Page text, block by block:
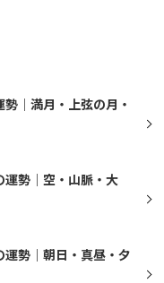
｜満月・上弦の月・
勢｜空・山脈・大
勢｜朝日・真昼・夕